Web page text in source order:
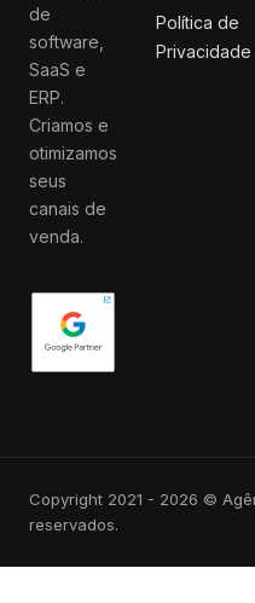
de
software,
SaaS e
ERP.
Criamos e
otimizamos
seus
canais de
venda.
Política de
Privacidade
Copyright 2021 - 2026 ©
reservados.